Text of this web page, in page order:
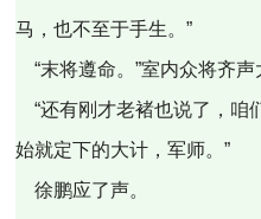
马，也不至于手生。”
“末将遵命。”室内众将齐声
“还有刚才老褚也说了，咱
始就定下的大计，军师。”
徐鹏应了声。